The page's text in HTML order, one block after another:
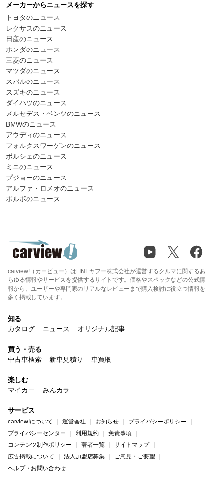
メーカーからニュースを探す
トヨタのニュース
レクサスのニュース
日産のニュース
ホンダのニュース
三菱のニュース
マツダのニュース
スバルのニュース
スズキのニュース
ダイハツのニュース
メルセデス・ベンツのニュース
BMWのニュース
アウディのニュース
フォルクスワーゲンのニュース
ポルシェのニュース
ミニのニュース
プジョーのニュース
アルファ・ロメオのニュース
ボルボのニュース
carview!（カービュー）はLINEヤフー株式会社が運営するクルマに関するあ
らゆる情報やサービスを提供するサイトです。価格やスペックなどの公式情
報から、ユーザーや専門家のリアルなレビューまで購入検討に役立つ情報を
多く掲載しています。
知る
カタログ
ニュース オリジナル記事
買う・売る
中古車検索
新車見積り 車買取
楽しむ
マイカー
みんカラ
サービス
carview!について 運営会社 お知らせ
プライバシーポリシー
プライバシーセンター
利用規約
免責事項
コンテンツ制作ポリシー
著者一覧
サイトマップ
広告掲載について
法人加盟店募集
ご意見・ご要望
ヘルプ・お問い合わせ